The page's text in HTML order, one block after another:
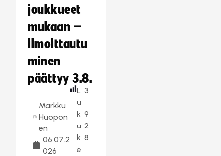
joukkueet
mukaan –
ilmoittautu
minen
päättyy 3.8.
Markku
Huopon
en
06.07.2
026
L
u
k
u
k
e
3
9
2
8